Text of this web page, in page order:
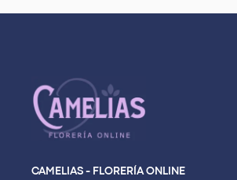
CAMELIAS - FLORERÍA ONLINE